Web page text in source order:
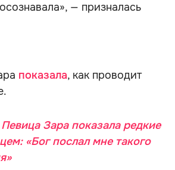
— призналась
показала, как проводит
Певица Зара показала редкие
«Бог послал мне такого